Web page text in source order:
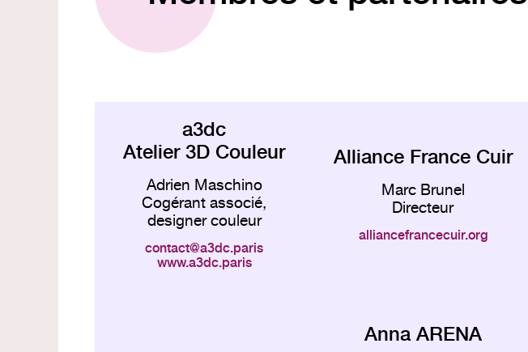
a3dc
Atelier 3D Couleur
Adrien Maschino
Cogérant associé,
designer couleur
contact
a3dc.paris
www.a3dc.paris
Alliance France Cuir
Marc Brunel
Directeur
alliancefrancecuir.org
Anna ARENA